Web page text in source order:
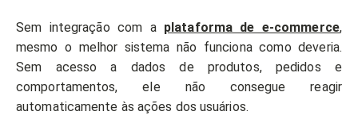
Sem integração com a plataforma de e-commerce,
mesmo o melhor sistema não funciona como deveria.
Sem acesso a dados de produtos, pedidos e
comportamentos, ele não consegue reagir
automaticamente às ações dos usuários.